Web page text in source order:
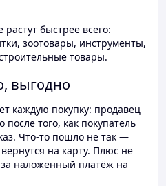
быстрее всего:
зоотовары, инструменты,
товары.
выгодно
каждую покупку: продавец
после того, как покупатель
Что-то пошло не так —
на карту. Плюс не
наложенный платёж на